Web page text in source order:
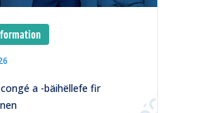
a -bäihëllefe fir